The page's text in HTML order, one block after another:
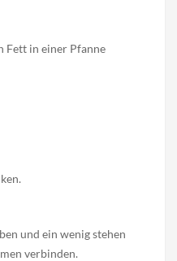
Fett in einer Pfanne
und ein wenig stehen
verbinden.